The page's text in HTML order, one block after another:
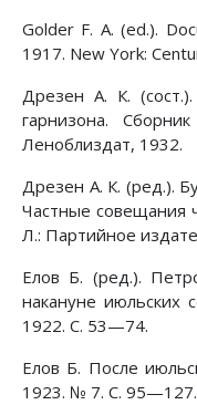
Golder F. A. (ed.).
1917. New York:
Дрезен А. К.
гарнизона.
Леноблиздат, 1932.
Дрезен А. К. (ред.).
Частные совещания
Л.: Партийное
Елов Б. (ред.).
накануне
1922. С. 53—74.
Елов Б. После
1923. № 7. С. 95—127.